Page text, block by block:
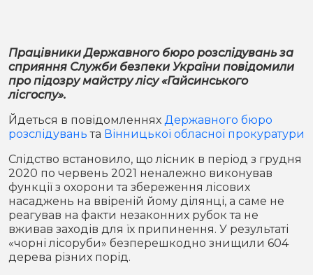
Конфлікти
Партнери
Спорт
Спорт
Футбол
Контакти
Працівники Державного бюро розслідувань за
сприяння Служби безпеки України повідомили
про підозру майстру лісу «Гайсинського
лісгоспу».
Йдеться в повідомленнях Державного бюро
розслідувань та Вінницької обласної прокуратури
Слідство встановило, що лісник в період з грудня
2020 по червень 2021 неналежно виконував
функції з охорони та збереження лісових
насаджень на ввіреній йому ділянці, а саме не
реагував на факти незаконних рубок та не
вживав заходів для їх припинення. У результаті
«чорні лісоруби» безперешкодно знищили 604
дерева різних порід.